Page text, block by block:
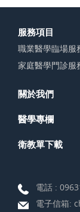
服務項目
職業醫學臨場服
家庭醫學門診服
關於我們
醫學專欄
衛教單下載
電話 :
電子信箱: